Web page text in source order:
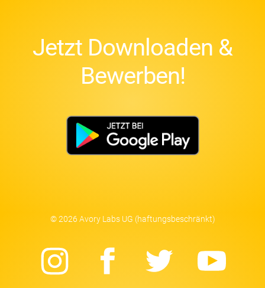
Jetzt Downloaden &
Bewerben!
© 2026 Avory Labs UG (haftungsbeschränkt)
Instagram
Facebook
Twitter